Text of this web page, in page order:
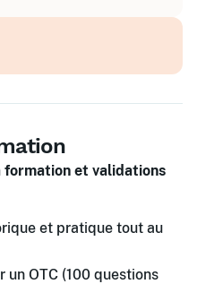
à la prise de
chariots
Individuelle (EPI)
vérifications,
formation et validations
et pratique tout au
un OTC (100 questions